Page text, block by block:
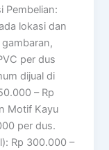
Pembelian:
lokasi dan
per dus
dijual di
– Rp
Motif Kayu
per dus.
Rp 300.000 –